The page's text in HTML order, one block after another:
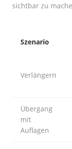
sichtbar zu
Szenario
Verlängern
Übergang
mit
Auflagen